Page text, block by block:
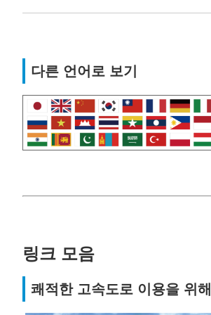
다른 언어로 보기
링크 모음
쾌적한 고속도로 이용을 위해